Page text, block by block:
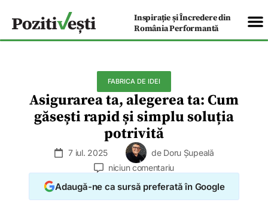
Inspirație și Încredere din
România Performantă
FABRICA DE IDEI
Asigurarea ta, alegerea ta: Cum
găsești rapid și simplu soluția
potrivită
7 iul. 2025 deDoru Șupeală
niciun comentariu
Adaugă-ne ca sursă preferată în Google